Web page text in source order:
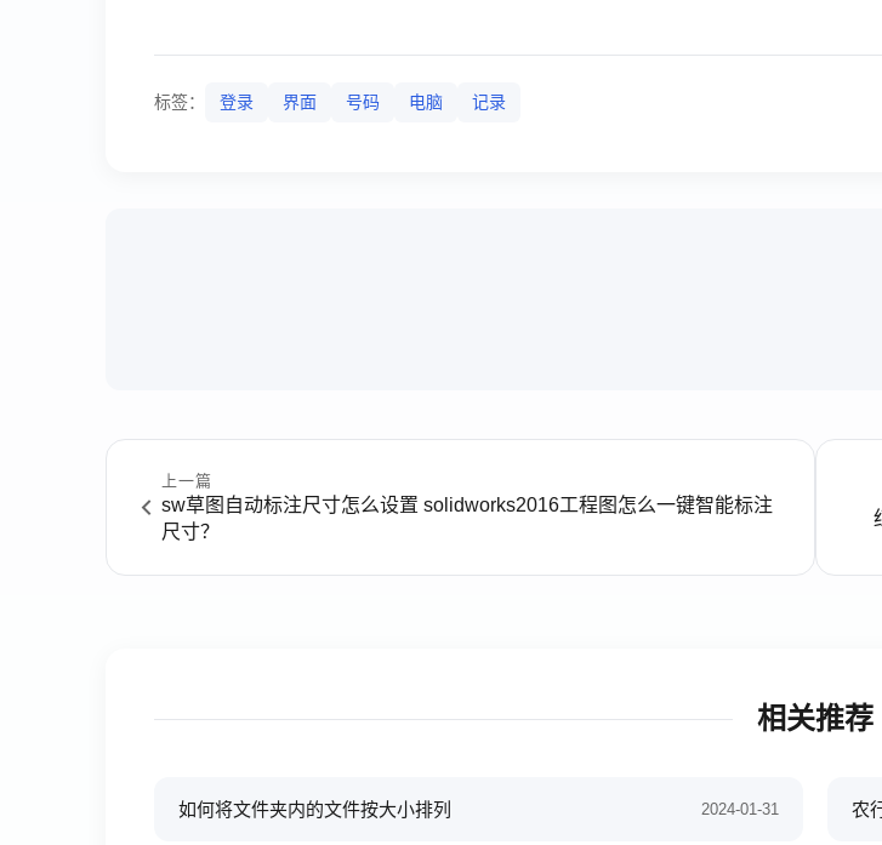
标签： 登录 界面 号码 电脑 记录
上一篇
sw草图自动标注尺寸怎么设置 solidworks2016工程图怎么一键智能标注
尺寸？
相关推荐
如何将文件夹内的文件按大小排列 2024-01-31 农